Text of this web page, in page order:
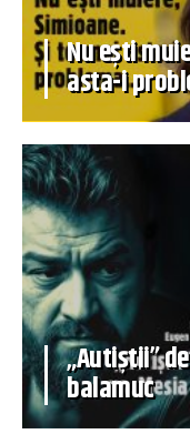
Nu ești
asta-i
„Autiștii”
balamuc